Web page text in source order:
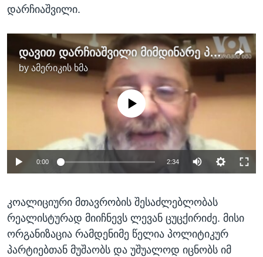
დარჩიაშვილი.
დავით დარჩიაშვილი მიმდინარე პოლიტიკურ ვითარებას აფასებს
byამერიკის ხმა
No media source currently available
0:00 2:34
კოალიციური მთავრობის შესაძლებლობას
რეალისტურად მიიჩნევს ლევან ცუცქირიძე. მისი
ორგანიზაცია რამდენიმე წელია პოლიტიკურ
პარტიებთან მუშაობს და უშუალოდ იცნობს იმ